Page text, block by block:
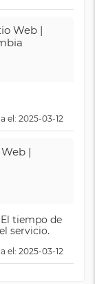
Web |
el: 2025-03-12
|
tiempo de
servicio.
el: 2025-03-12